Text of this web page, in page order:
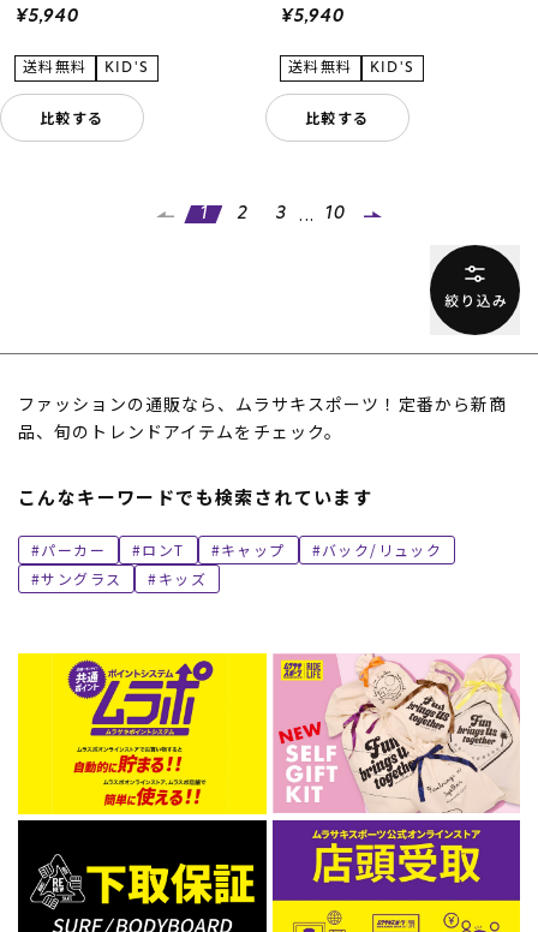
¥5,940
比較する
¥5,940
比較する
1 2 3 ... 10
ファッションの通販なら、ムラサキスポーツ！定番から新商
品、旬のトレンドアイテムをチェック。
こんなキーワードでも検索されています
パーカー ロンT キャップ
バック/リュック
サングラス
キッズ